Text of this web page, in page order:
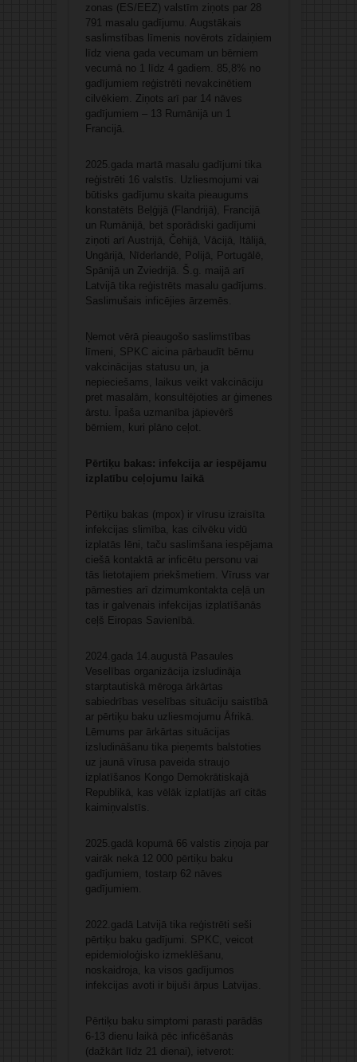
zonas (ES/EEZ) valstīm ziņots par 28
791 masalu gadījumu. Augstākais
saslimstības līmenis novērots zīdaiņiem
līdz viena gada vecumam un bērniem
vecumā no 1 līdz 4 gadiem. 85,8% no
gadījumiem reģistrēti nevakcinētiem
cilvēkiem. Ziņots arī par 14 nāves
gadījumiem – 13 Rumānijā un 1
Francijā.
2025.gada martā masalu gadījumi tika
reģistrēti 16 valstīs. Uzliesmojumi vai
būtisks gadījumu skaita pieaugums
konstatēts Beļģijā (Flandrijā), Francijā
un Rumānijā, bet sporādiski gadījumi
ziņoti arī Austrijā, Čehijā, Vācijā, Itālijā,
Ungārijā, Nīderlandē, Polijā, Portugālē,
Spānijā un Zviedrijā. Š.g. maijā arī
Latvijā tika reģistrēts masalu gadījums.
Saslimušais inficējies ārzemēs.
Ņemot vērā pieaugošo saslimstības
līmeni, SPKC aicina pārbaudīt bērnu
vakcinācijas statusu un, ja
nepieciešams, laikus veikt vakcināciju
pret masalām, konsultējoties ar ģimenes
ārstu. Īpaša uzmanība jāpievērš
bērniem, kuri plāno ceļot.
Pērtiķu bakas: infekcija ar iespējamu
izplatību ceļojumu laikā
Pērtiķu bakas (mpox) ir vīrusu izraisīta
infekcijas slimība, kas cilvēku vidū
izplatās lēni, taču saslimšana iespējama
ciešā kontaktā ar inficētu personu vai
tās lietotajiem priekšmetiem. Vīruss var
pārnesties arī dzimumkontakta ceļā un
tas ir galvenais infekcijas izplatīšanās
ceļš Eiropas Savienībā.
2024.gada 14.augustā Pasaules
Veselības organizācija izsludināja
starptautiskā mēroga ārkārtas
sabiedrības veselības situāciju saistībā
ar pērtiķu baku uzliesmojumu Āfrikā.
Lēmums par ārkārtas situācijas
izsludināšanu tika pieņemts balstoties
uz jaunā vīrusa paveida straujo
izplatīšanos Kongo Demokrātiskajā
Republikā, kas vēlāk izplatījās arī citās
kaimiņvalstīs.
2025.gadā kopumā 66 valstis ziņoja par
vairāk nekā 12 000 pērtiķu baku
gadījumiem, tostarp 62 nāves
gadījumiem.
2022.gadā Latvijā tika reģistrēti seši
pērtiķu baku gadījumi. SPKC, veicot
epidemioloģisko izmeklēšanu,
noskaidroja, ka visos gadījumos
infekcijas avoti ir bijuši ārpus Latvijas.
Pērtiķu baku simptomi parasti parādās
6-13 dienu laikā pēc inficēšanās
(dažkārt līdz 21 dienai), ietverot: